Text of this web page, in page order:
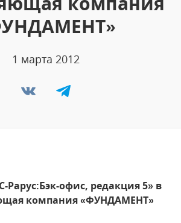
1 марта 2012
Рарус:Бэк-офис, редакция 5» в
компания «ФУНДАМЕНТ»